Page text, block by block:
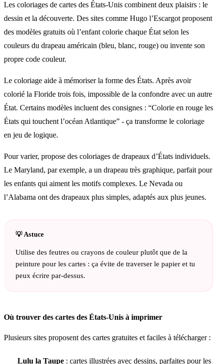
Les coloriages de cartes des États-Unis combinent deux plaisirs : le
dessin et la découverte. Des sites comme Hugo l’Escargot proposent
des modèles gratuits où l’enfant colorie chaque État selon les
couleurs du drapeau américain (bleu, blanc, rouge) ou invente son
propre code couleur.
Le coloriage aide à mémoriser la forme des États. Après avoir
colorié la Floride trois fois, impossible de la confondre avec un autre
État. Certains modèles incluent des consignes : “Colorie en rouge les
États qui touchent l’océan Atlantique” - ça transforme le coloriage
en jeu de logique.
Pour varier, propose des coloriages de drapeaux d’États individuels.
Le Maryland, par exemple, a un drapeau très graphique, parfait pour
les enfants qui aiment les motifs complexes. Le Nevada ou
l’Alabama ont des drapeaux plus simples, adaptés aux plus jeunes.
Utilise des feutres ou crayons de couleur plutôt que de la
peinture pour les cartes : ça évite de traverser le papier et tu
peux écrire par-dessus.
Où trouver des cartes des États-Unis à imprimer
Plusieurs sites proposent des cartes gratuites et faciles à télécharger :
Lulu la Taupe : cartes illustrées avec dessins, parfaites pour les